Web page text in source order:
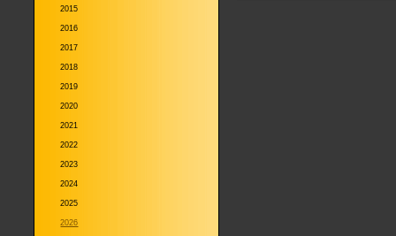
2015
2016
2017
2018
2019
2020
2021
2022
2023
2024
2025
2026